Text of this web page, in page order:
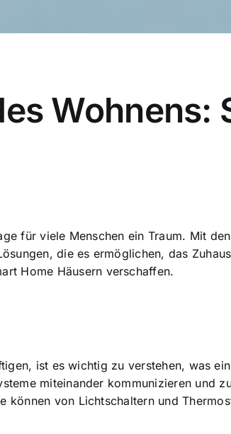
Wohnens:
für viele Menschen ein Traum. Mit
die es ermöglichen, das
Home Häusern verschaffen.
ist es wichtig zu verstehen, was
miteinander kommunizieren und
können von Lichtschaltern und